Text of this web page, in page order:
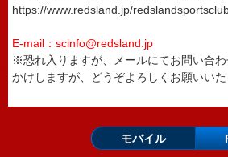
https://www.redsland.jp/
E-mail：scinfo@redsland.jp
※恐れ入りますが、メールにてお問い合
かけしますが、どうぞよろしくお願いいた
モバイル